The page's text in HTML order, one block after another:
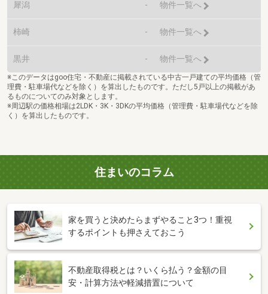
犀潟 - 物件一覧へ
柿崎 - 物件一覧へ
黒井 - 物件一覧へ
※このデータはgoo住宅・不動産に掲載されている中古一戸建ての平均価格（管
理費・駐車場代などを除く）を算出したものです。ただし5戸以上の掲載があ
るものについてのみ対象とします。
※周辺駅の価格相場は2LDK・3K・3DKの平均価格（管理費・駐車場代などを除
く）を算出したものです。
住まいのコラム
家を買うと決めたらまずやること3つ！重視
するポイントも押さえておこう
不動産取得税とは？いくら払う？金額の目
安・計算方法や軽減措置について